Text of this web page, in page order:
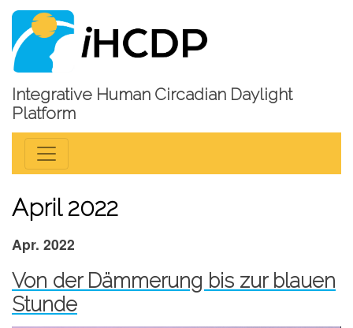
Integrative Human Circadian Daylight
Platform
April 2022
Apr. 2022
Von der Dämmerung bis zur blauen
Stunde